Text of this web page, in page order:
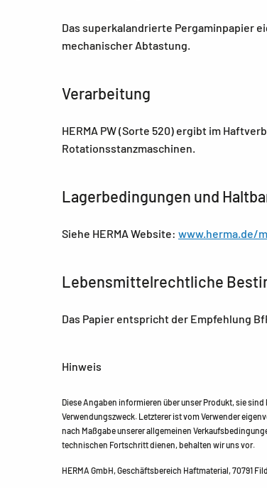
Das superkalandrierte Pergaminpapier
mechanischer Abtastung.
Verarbeitung
HERMA PW (Sorte 520) ergibt im
Rotationsstanzmaschinen.
Lagerbedingungen und
Siehe HERMA Website: www.herma.de/
Lebensmittelrechtliche
Das Papier entspricht der Empfehlung
Hinweis
Diese Angaben informieren über unser Produkt, sie
Verwendungszweck. Letzterer ist vom Verwender
nach Maßgabe unserer allgemeinen
technischen Fortschritt dienen, behalten wir uns vor.
HERMA GmbH, Geschäftsbereich Haftmaterial, 70791